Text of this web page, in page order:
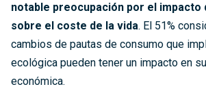
notable preocupación por el impacto
sobre el coste de la vida. El 51%
cambios de pautas de consumo que
ecológica pueden tener un impacto en
económica.